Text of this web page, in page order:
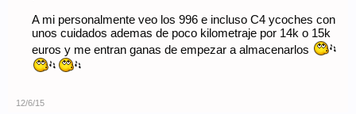
A mi personalmente veo los 996 e incluso C4 ycoches con
unos cuidados ademas de poco kilometraje por 14k o 15k
euros y me entran ganas de empezar a almacenarlos
12/6/15